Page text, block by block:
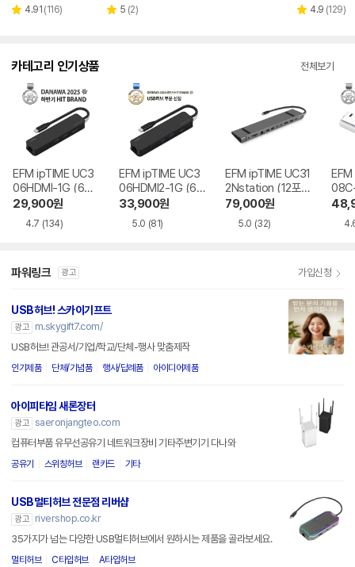
별 4.91 리
(116)
별 5 리
(2)
별 4.9 리
(129)
카테고리 인기상품 전체보기
EFM ipTIME UC3
06HDMI-1G (6포
트/USB 3.0 Type
29,900원
4.7 (134)
EFM ipTIME UC3
06HDMI2-1G (6포
트/USB 3.2 Type
33,900원
5.0 (81)
EFM ipTIME UC31
2Nstation (12포
트/USB 3.0 Type
79,000원
5.0 (32)
SB
파워링크 광고 가입신청
USB허브! 스카이기프트
광고
m.skygift7.com/
USB허브! 관공서/기업/학교/단체-행사 맞춤제작
인기제품 단체/기념품 행사/답례품 아이디어제품
아이피타임 새론장터
광고 saeronjangteo.com
컴퓨터부품 유무선공유기 네트워크장비 기타주변기기 다나와
공유기 스위칭허브 랜카드 기타
USB멀티허브 전문점 리버샵
광고
rivershop.co.kr
35가지가 넘는 다양한 USB멀티허브에서 원하시는 제품을 골라보세요.
멀티허브 C타입허브 A타입허브